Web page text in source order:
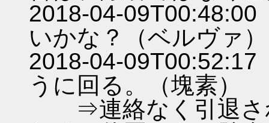
2018-04-
いかな？（ベルヴァ）
2018-04-
うに回る。（塊素）
⇒連絡なく引退さ